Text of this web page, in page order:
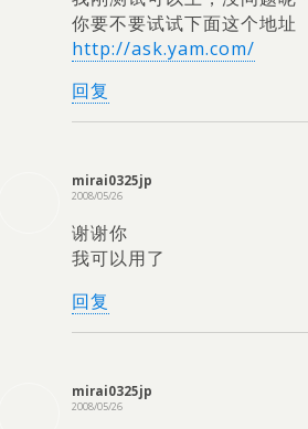
你要不要试试下面这个地址
http://ask.yam.com/
回复
mirai0325jp
2008/05/26
谢谢你
我可以用了
回复
mirai0325jp
2008/05/26